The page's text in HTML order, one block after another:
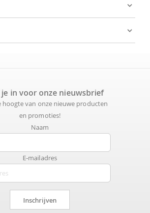
in voor onze nieuwsbrief
hoogte van onze nieuwe producten
en promoties!
Naam
E-mailadres
Inschrijven